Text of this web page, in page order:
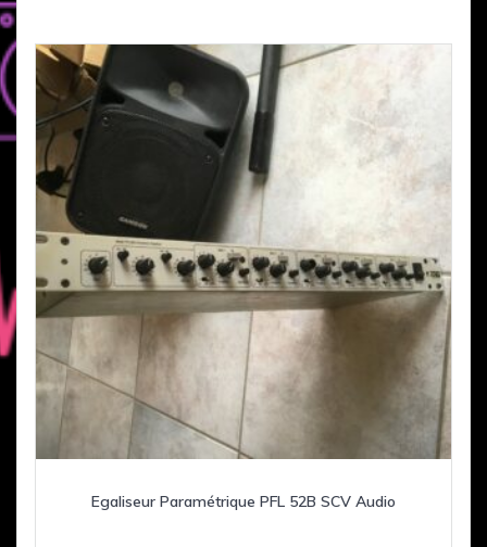
Egaliseur Paramétrique PFL 52B SCV Audio